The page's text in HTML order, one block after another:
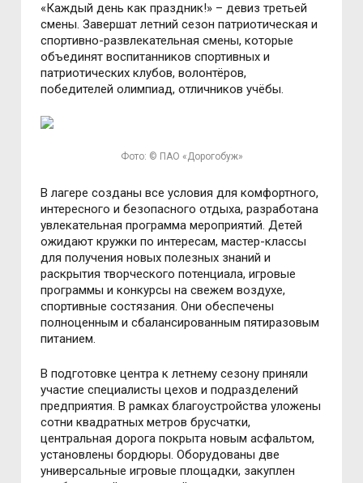
«Каждый день как праздник!» – девиз третьей
смены. Завершат летний сезон патриотическая и
спортивно-развлекательная смены, которые
объединят воспитанников спортивных и
патриотических клубов, волонтёров,
победителей олимпиад, отличников учёбы.
Фото: © ПАО «Дорогобуж»
В лагере созданы все условия для комфортного,
интересного и безопасного отдыха, разработана
увлекательная программа мероприятий. Детей
ожидают кружки по интересам, мастер-классы
для получения новых полезных знаний и
раскрытия творческого потенциала, игровые
программы и конкурсы на свежем воздухе,
спортивные состязания. Они обеспечены
полноценным и сбалансированным пятиразовым
питанием.
В подготовке центра к летнему сезону приняли
участие специалисты цехов и подразделений
предприятия. В рамках благоустройства уложены
сотни квадратных метров брусчатки,
центральная дорога покрыта новым асфальтом,
установлены бордюры. Оборудованы две
универсальные игровые площадки, закуплен